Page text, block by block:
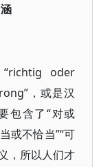
oder
，或是汉
包含了“对或
或不恰当”“可
，所以人们才